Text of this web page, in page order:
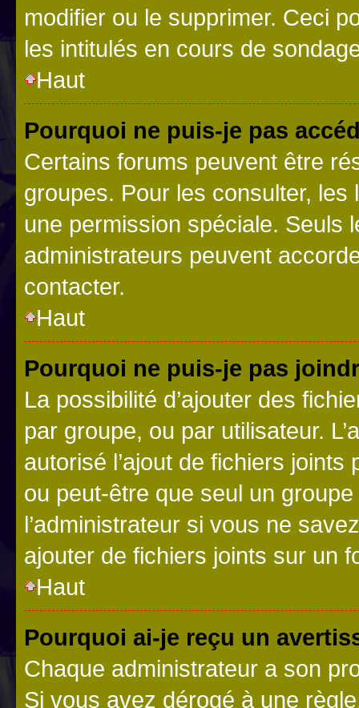
modifier ou le supprimer. Ceci
les intitulés en cours de
Haut
Pourquoi ne puis-je pas
Certains forums peuvent être
groupes. Pour les consulter,
une permission spéciale. Seuls
administrateurs peuvent
contacter.
Haut
Pourquoi ne puis-je pas
La possibilité d’ajouter des
par groupe, ou par utilisateur.
autorisé l’ajout de fichiers
ou peut-être que seul un
l’administrateur si vous ne
ajouter de fichiers joints sur un
Haut
Pourquoi ai-je reçu un
Chaque administrateur a son
Si vous avez dérogé à une